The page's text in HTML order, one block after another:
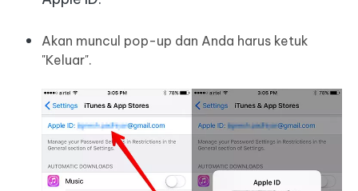
Akan muncul pop-up dan Anda harus ketuk
"Keluar".